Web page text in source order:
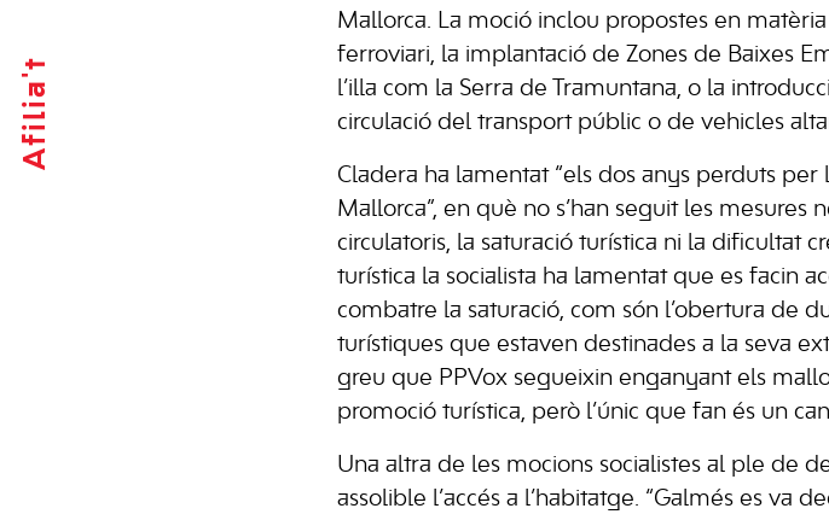
Afilia't
Mallorca. La moció inclou propostes en
ferroviari, la implantació de Zones de Baixes
l’illa com la Serra de Tramuntana, o la
circulació del transport públic o de vehicles
Cladera ha lamentat “els dos anys perduts
Mallorca”, en què no s’han seguit les mesures
circulatoris, la saturació turística ni la dificultat
turística la socialista ha lamentat que es facin
combatre la saturació, com són l’obertura de
turístiques que estaven destinades a la seva
greu que PPVox segueixin enganyant els
promoció turística, però l’únic que fan és un
Una altra de les mocions socialistes al ple de
assolible l’accés a l’habitatge. “Galmés es va